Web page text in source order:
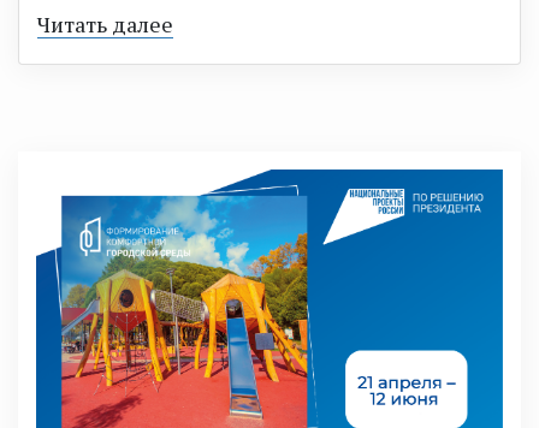
Читать далее